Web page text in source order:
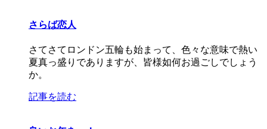
さらば恋人
さてさてロンドン五輪も始まって、色々な意味で熱い
夏真っ盛りでありますが、皆様如何お過ごしでしょう
か。
記事を読む